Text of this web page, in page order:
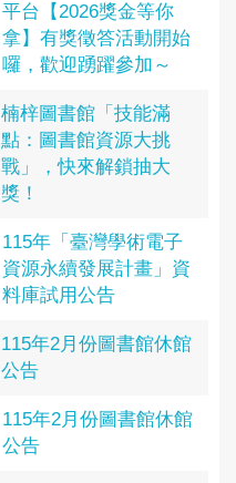
平台【2026獎金等你
拿】有獎徵答活動開始
囉，歡迎踴躍參加～
楠梓圖書館「技能滿
點：圖書館資源大挑
戰」，快來解鎖抽大
獎！
115年「臺灣學術電子
資源永續發展計畫」資
料庫試用公告
115年2月份圖書館休館
公告
115年2月份圖書館休館
公告